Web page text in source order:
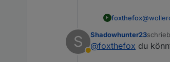
F foxthefox@
die
Du
Dann
S
Abwesend
Shadowhunter23
zuletzt
@foxthefox du